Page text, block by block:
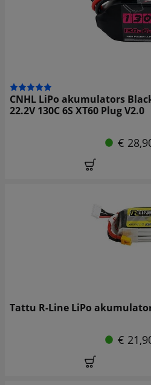
CNHL LiPo akumulators
22.2V 130C 6S XT60 Plug V2.0
€
Tattu R-Line LiPo
€